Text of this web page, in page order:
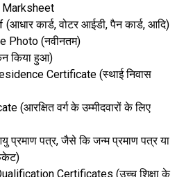
कार्ड, वोटर आईडी, पैन कार्ड, आदि)
Photo (नवीनतम)
किया हुआ)
Certificate (स्थाई निवास
(आरक्षित वर्ग के उम्मीदवारों के लिए
पत्र, जैसे कि जन्म प्रमाण पत्र या
Certificates (उच्च शिक्षा के